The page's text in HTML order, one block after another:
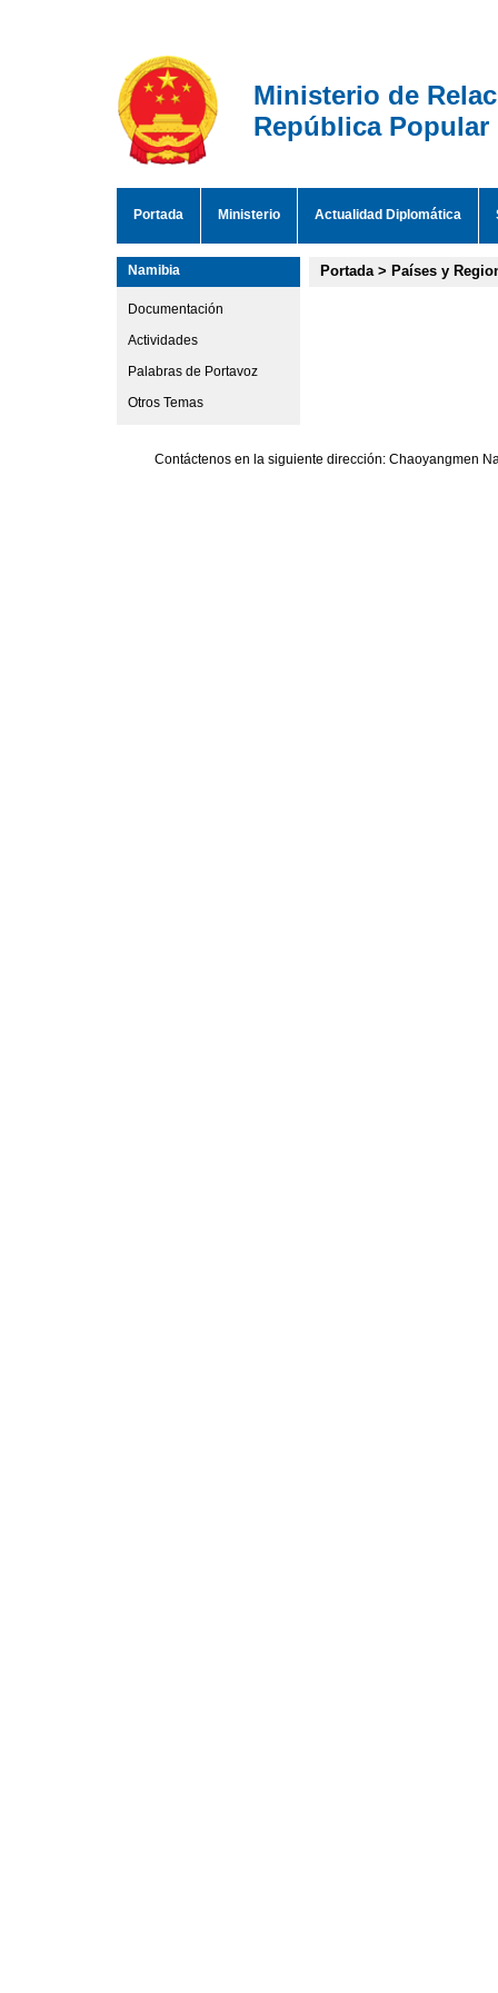
Ministerio de
República Popular
Portada Ministerio Actualidad Diplomática
Namibia
Documentación
Actividades
Palabras de Portavoz
Otros Temas
Portada> Países y
Contáctenos en la siguiente dirección: Chaoyangmen